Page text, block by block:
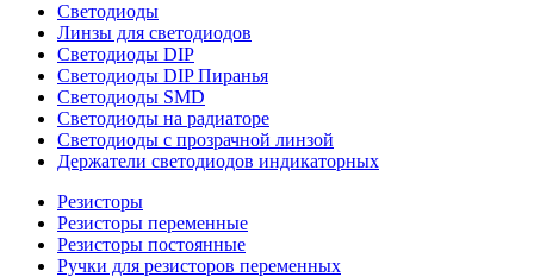
Светодиоды
Линзы для светодиодов
Светодиоды DIP
Светодиоды DIP Пиранья
Светодиоды SMD
Светодиоды на радиаторе
Светодиоды с прозрачной линзой
Держатели светодиодов индикаторных
Резисторы
Резисторы переменные
Резисторы постоянные
Ручки для резисторов переменных